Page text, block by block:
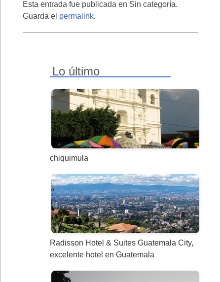
Esta entrada fue publicada en Sin categoría.
Guarda el permalink.
Lo último
chiquimula
Radisson Hotel & Suites Guatemala City,
excelente hotel en Guatemala